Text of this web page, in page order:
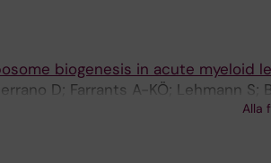
biogenesis in acute myeloid
D; Farrants A-KÖ; Lehmann S;
Alla